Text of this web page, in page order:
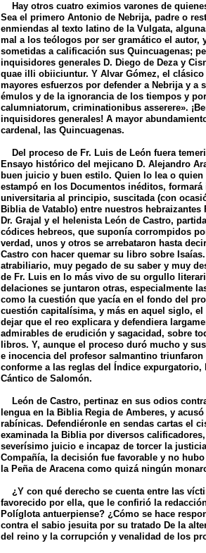
Hay otros cuatro eximios varones de
Sea el primero Antonio de Nebrija, padre o
enmiendas al texto latino de la Vulgata,
mal a los teólogos por ser gramático el
sometidas a calificación sus Quincuagenas;
inquisidores generales D. Diego de Deza y
quae illi obiiciuntur. Y Alvar Gómez, el
mayores esfuerzos por defender a Nebrija y
émulos y de la ignorancia de los tiempos y
calumniatorum, criminationibus asserere».
inquisidores generales! A mayor
cardenal, las Quincuagenas.
Del proceso de Fr. Luis de León fuera
Ensayo histórico del mejicano D. Alejandro
buen juicio y buen estilo. Quien lo lea o
estampó en los Documentos inéditos,
universitaria al principio, suscitada (con
Biblia de Vatablo) entre nuestros
Dr. Grajal y el helenista León de Castro,
códices hebreos, que suponía corrompidos
verdad, unos y otros se arrebataron hasta
Castro con hacer quemar su libro sobre
atrabiliario, muy pegado de su saber y muy
de Fr. Luis en lo más vivo de su orgullo
delaciones se juntaron otras, especialmente
como la cuestión que yacía en el fondo del
cuestión capitalísima, y más en aquel siglo,
dejar que el reo explicara y defendiera
admirables de erudición y sagacidad, sobre
libros. Y, aunque el proceso duró mucho y
e inocencia del profesor salmantino
conforme a las reglas del Índice
Cántico de Salomón.
León de Castro, pertinaz en sus odios
lengua en la Biblia Regia de Amberes, y
rabínicas. Defendiéronle en sendas cartas el
examinada la Biblia por diversos
severísimo juicio e incapaz de torcer la
Compañía, la decisión fue favorable y no
la Peña de Aracena como quizá ningún
¿Y con qué derecho se cuenta entre las
favorecido por ella, que le confirió la
Políglota antuerpiense? ¿Cómo se hace
contra el sabio jesuita por su tratado De la
del reino y la corrupción y venalidad de los